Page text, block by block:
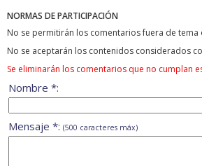
NORMAS DE PARTICIPACIÓN
No se permitirán los comentarios fuera de tema
No se aceptarán los contenidos considerados
Se eliminarán los comentarios que no cumplan
Nombre *:
Mensaje *: (500 caracteres máx)